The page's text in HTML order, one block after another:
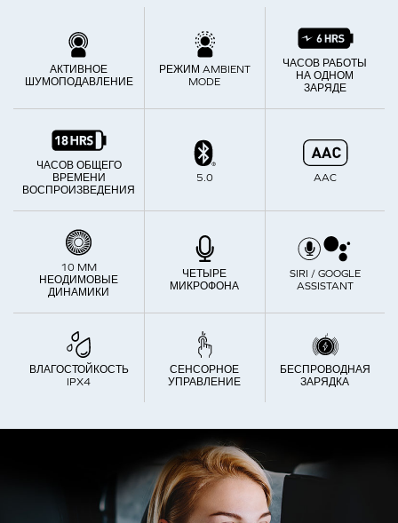
АКТИВНОЕ
ШУМОПОДАВЛЕНИЕ
РЕЖИМ AMBIENT
MODE
ЧАСОВ РАБОТЫ
НА ОДНОМ
ЗАРЯДЕ
ЧАСОВ ОБЩЕГО
ВРЕМЕНИ
ВОСПРОИЗВЕДЕНИЯ
5.0 AAC
10 MM
НЕОДИМОВЫЕ
ДИНАМИКИ
ЧЕТЫРЕ
МИКРОФОНА
SIRI / GOOGLE
ASSISTANT
ВЛАГОСТОЙКОСТЬ
IPX4
СЕНСОРНОЕ
УПРАВЛЕНИЕ
БЕСПРОВОДНАЯ
ЗАРЯДКА